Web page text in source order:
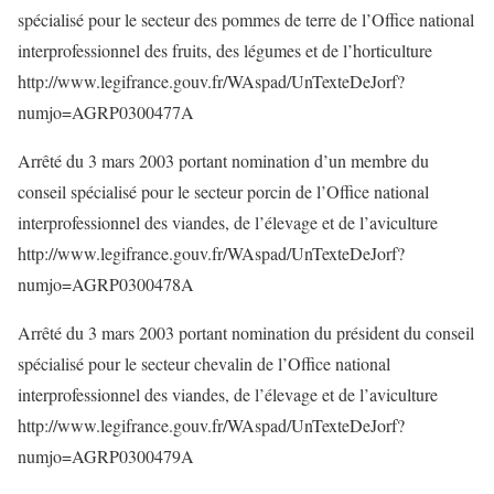
spécialisé pour le secteur des pommes de terre de l’Office national
interprofessionnel des fruits, des légumes et de l’horticulture
http://www.legifrance.gouv.fr/WAspad/UnTexteDeJorf?
numjo=AGRP0300477A
Arrêté du 3 mars 2003 portant nomination d’un membre du
conseil spécialisé pour le secteur porcin de l’Office national
interprofessionnel des viandes, de l’élevage et de l’aviculture
http://www.legifrance.gouv.fr/WAspad/UnTexteDeJorf?
numjo=AGRP0300478A
Arrêté du 3 mars 2003 portant nomination du président du conseil
spécialisé pour le secteur chevalin de l’Office national
interprofessionnel des viandes, de l’élevage et de l’aviculture
http://www.legifrance.gouv.fr/WAspad/UnTexteDeJorf?
numjo=AGRP0300479A